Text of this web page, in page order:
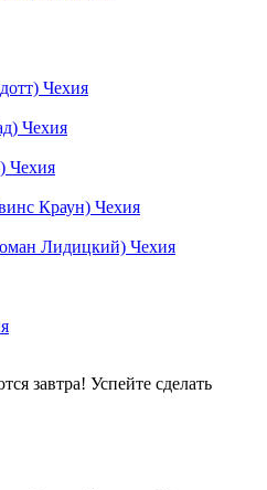
Чехия
Чехия
Чехия
Краун) Чехия
Лидицкий) Чехия
завтра! Успейте сделать